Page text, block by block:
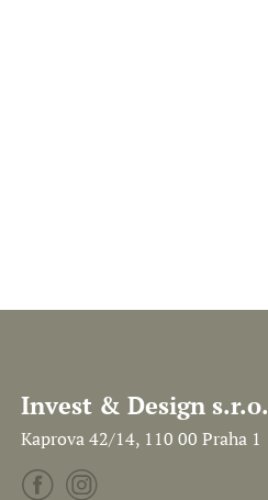
Invest & Design s.r.o.
Kaprova 42/14, 110 00 Praha 1